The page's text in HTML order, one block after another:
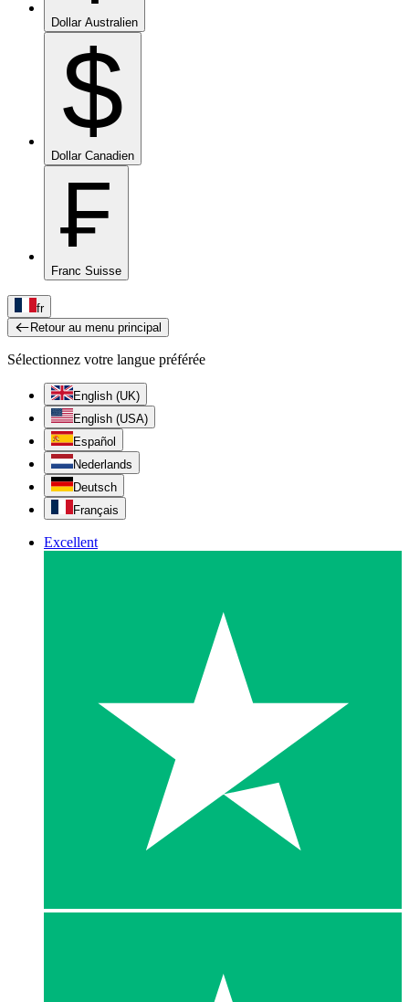
Dollar Australien
$
Dollar Canadien
₣
Franc Suisse
fr
Retour au menu principal
Sélectionnez votre langue préférée
English (UK)
English (USA)
Español
Nederlands
Deutsch
Français
Excellent